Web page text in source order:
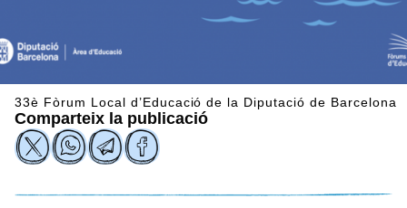
33è Fòrum Local d’Educació de la Diputació de Barcelona
Comparteix la publicació